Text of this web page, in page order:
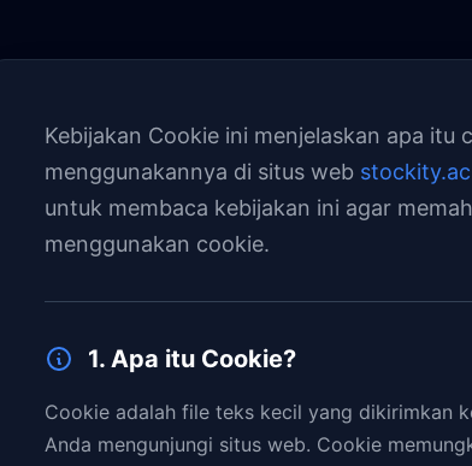
Kebijakan Cookie ini menjelaskan apa itu
menggunakannya di situs web stockity.ac
untuk membaca kebijakan ini agar
menggunakan cookie.
1. Apa itu Cookie?
Cookie adalah file teks kecil yang dikirimkan
Anda mengunjungi situs web. Cookie